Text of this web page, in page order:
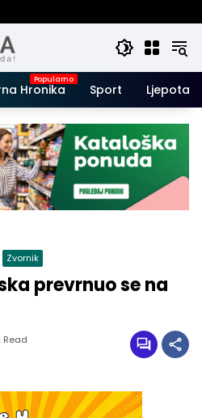
Hronika Sport Ljepota i
Zvornik
prevrnuo se na
Read